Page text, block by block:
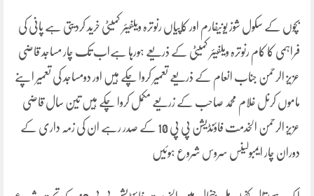
بچوں کے سکول شوز یونیفارم اور کاپیاں رنوترہ ویلفیئر کمیٹی خرید کردیتی ہے پانی کی
فراہمی کا کام رنوترہ ویلفیئر کمیٹی کے ذریعے ہورہا ہےاب تک چار مساجد قاضی
عزیز الرحمن جناب انعام کے ذریعے تعمیر کروا چکے ہیں اور دومساجد کی تعمیر اپنے
ماموں کرنل غلام محمد صاحب کے زریعے مکمل کروا چکے ہیں تین سال قاضی
عزیز الرحمن الخدمت فاؤنڈیشن پی پی 10 کے صدر رہے ان کی زمہ داری کے
دوران چار ایمبولینس سروس شروع ہوئیں